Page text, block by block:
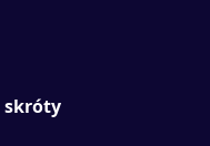
skróty